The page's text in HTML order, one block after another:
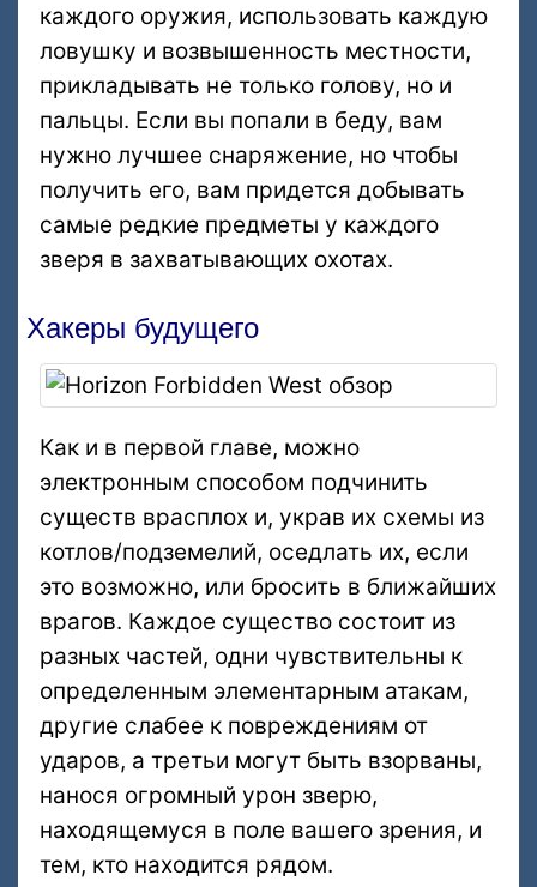
каждого оружия, использовать каждую
ловушку и возвышенность местности,
прикладывать не только голову, но и
пальцы. Если вы попали в беду, вам
нужно лучшее снаряжение, но чтобы
получить его, вам придется добывать
самые редкие предметы у каждого
зверя в захватывающих охотах.
Хакеры будущего
Как и в первой главе, можно
электронным способом подчинить
существ врасплох и, украв их схемы из
котлов/подземелий, оседлать их, если
это возможно, или бросить в ближайших
врагов. Каждое существо состоит из
разных частей, одни чувствительны к
определенным элементарным атакам,
другие слабее к повреждениям от
ударов, а третьи могут быть взорваны,
нанося огромный урон зверю,
находящемуся в поле вашего зрения, и
тем, кто находится рядом.